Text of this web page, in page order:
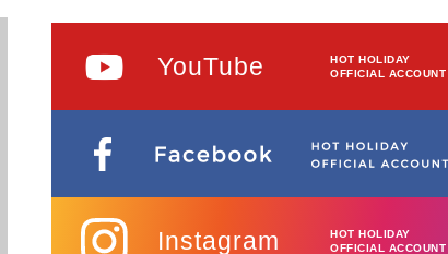
YouTube
HOT HOLIDAY
OFFICIAL ACCOUNT
Instagram
HOT HOLIDAY
OFFICIAL ACCOUNT